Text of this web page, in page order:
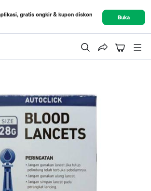
gratis ongkir & kupon diskon
Buka